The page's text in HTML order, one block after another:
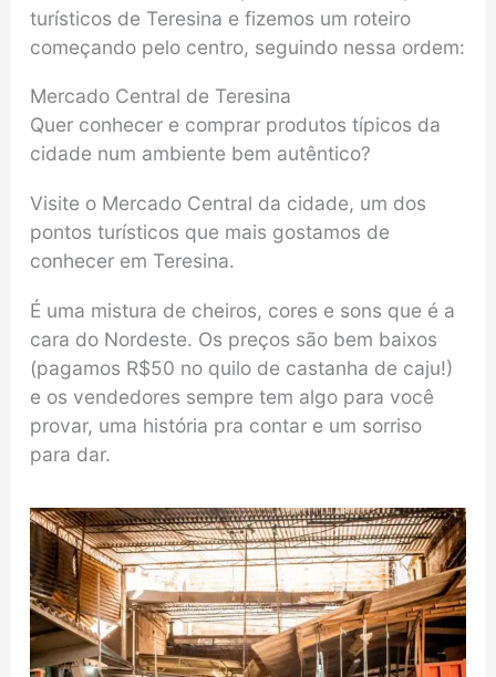
turísticos de Teresina e fizemos um roteiro
começando pelo centro, seguindo nessa ordem:
Mercado Central de Teresina
Quer conhecer e comprar produtos típicos da
cidade num ambiente bem autêntico?
Visite o Mercado Central da cidade, um dos
pontos turísticos que mais gostamos de
conhecer em Teresina.
É uma mistura de cheiros, cores e sons que é a
cara do Nordeste. Os preços são bem baixos
(pagamos R$50 no quilo de castanha de caju!)
e os vendedores sempre tem algo para você
provar, uma história pra contar e um sorriso
para dar.